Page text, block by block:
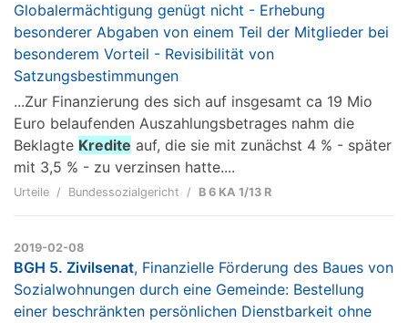
Globalermächtigung genügt nicht - Erhebung
besonderer Abgaben von einem Teil der Mitglieder bei
besonderem Vorteil - Revisibilität von
Satzungsbestimmungen
...Zur Finanzierung des sich auf insgesamt ca 19 Mio
Euro belaufenden Auszahlungsbetrages nahm die
Beklagte Kredite auf, die sie mit zunächst 4 % - später
mit 3,5 % - zu verzinsen hatte....
Urteile Bundessozialgericht B 6 KA 1/13 R
2019-02-08
BGH 5. Zivilsenat, Finanzielle Förderung des Baues von
Sozialwohnungen durch eine Gemeinde: Bestellung
einer beschränkten persönlichen Dienstbarkeit ohne